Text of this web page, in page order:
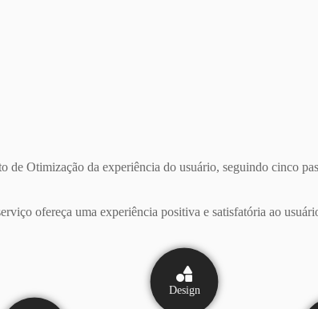
Otimização da experiência do usuário, seguindo cinco
ofereça uma experiência positiva e satisfatória ao
Design